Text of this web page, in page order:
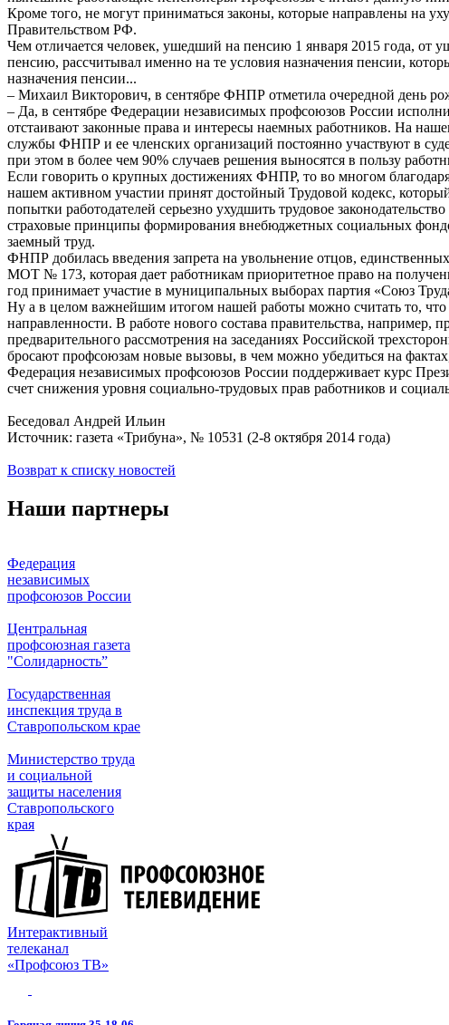
Кроме того, не могут приниматься законы, которые направлены на
Правительством РФ.
Чем отличается человек, ушедший на пенсию 1 января 2015 года, от
пенсию, рассчитывал именно на те условия назначения пенсии,
назначения пенсии...
– Михаил Викторович, в сентябре ФНПР отметила очередной день
– Да, в сентябре Федерации независимых профсоюзов России
отстаивают законные права и интересы наемных работников. На
службы ФНПР и ее членских организаций постоянно участвуют в
при этом в более чем 90% случаев решения выносятся в пользу
Если говорить о крупных достижениях ФНПР, то во многом
нашем активном участии принят достойный Трудовой кодекс,
попытки работодателей серьезно ухудшить трудовое
страховые принципы формирования внебюджетных социальных
заемный труд.
ФНПР добилась введения запрета на увольнение отцов,
МОТ № 173, которая дает работникам приоритетное право на
год принимает участие в муниципальных выборах партия «Союз
Ну а в целом важнейшим итогом нашей работы можно считать то, что
направленности. В работе нового состава правительства, например,
предварительного рассмотрения на заседаниях Российской
бросают профсоюзам новые вызовы, в чем можно убедиться на
Федерация независимых профсоюзов России поддерживает курс
счет снижения уровня социально-трудовых прав работников и
Беседовал Андрей Ильин
Источник: газета «Трибуна», № 10531 (2-8 октября 2014 года)
Возврат к списку новостей
Наши партнеры
Федерация
независимых
профсоюзов России
Центральная
профсоюзная газета
"Солидарность”
Государственная
инспекция труда в
Ставропольском крае
Министерство труда
и социальной
защиты населения
Ставропольского
края
Интерактивный
телеканал
«Профсоюз ТВ»